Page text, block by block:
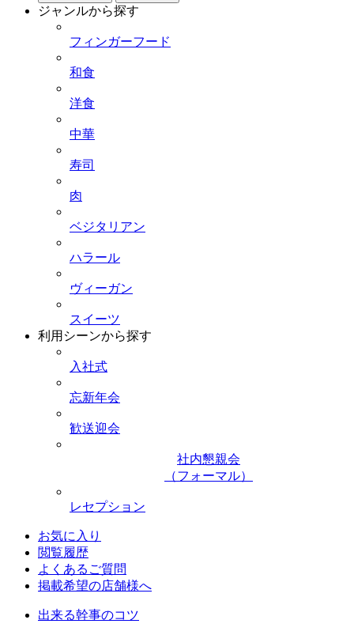
ジャンルから探す
フィンガーフード
和食
洋食
中華
寿司
肉
ベジタリアン
ハラール
ヴィーガン
スイーツ
利用シーンから探す
入社式
忘新年会
歓送迎会
社内懇親会
（フォーマル）
レセプション
お気に入り
閲覧履歴
よくあるご質問
掲載希望の店舗様へ
出来る幹事のコツ